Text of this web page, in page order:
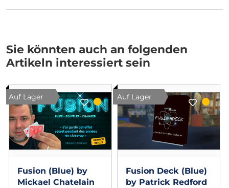
Sie könnten auch an folgenden
Artikeln interessiert sein
Auf Lager
Fusion (Blue) by
Mickael Chatelain
Auf Lager
Fusion Deck (Blue)
by Patrick Redford